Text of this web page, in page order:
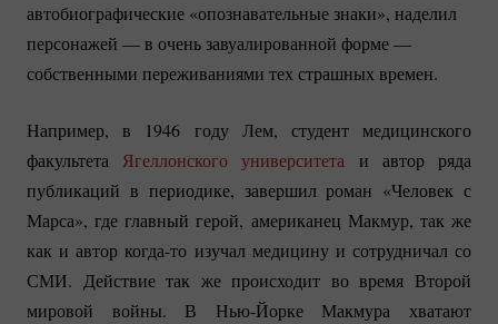
автобиографические «опознавательные знаки», наделил
персонажей — в очень завуалированной форме —
собственными переживаниями тех страшных времен.
Например, в 1946 году Лем, студент медицинского
факультетаЯгеллонского университета и автор ряда
публикаций в периодике, завершил роман «Человек с
Марса», где главный герой, американец Макмур, так же
как и авторкогда-то изучал медицину и сотрудничал со
СМИ. Действие так же происходит во время Второй
мировой войны. В Нью-ЙоркеМакмура хватают